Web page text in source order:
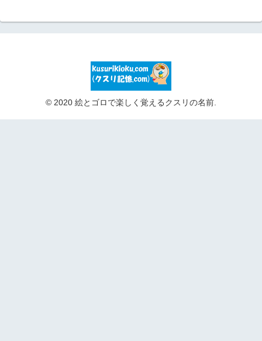
© 2020 絵とゴロで楽しく覚えるクスリの名前.